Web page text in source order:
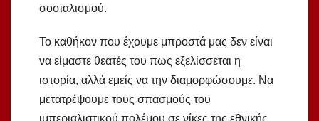
σοσιαλισμού.
Το καθήκον που έχουμε μπροστά μας δεν είναι
να είμαστε θεατές του πως εξελίσσεται η
ιστορία, αλλά εμείς να την διαμορφώσουμε. Να
μετατρέψουμε τους σπασμούς του
ιμπεριαλιστικού πολέμου σε νίκες της εθνικής